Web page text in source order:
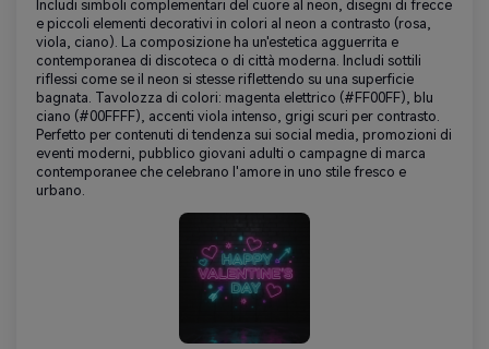
Includi simboli complementari del cuore al neon, disegni di frecce
e piccoli elementi decorativi in colori al neon a contrasto (rosa,
viola, ciano). La composizione ha un'estetica agguerrita e
contemporanea di discoteca o di città moderna. Includi sottili
riflessi come se il neon si stesse riflettendo su una superficie
bagnata. Tavolozza di colori: magenta elettrico (#FF00FF), blu
ciano (#00FFFF), accenti viola intenso, grigi scuri per contrasto.
Perfetto per contenuti di tendenza sui social media, promozioni di
eventi moderni, pubblico giovani adulti o campagne di marca
contemporanee che celebrano l'amore in uno stile fresco e
urbano.